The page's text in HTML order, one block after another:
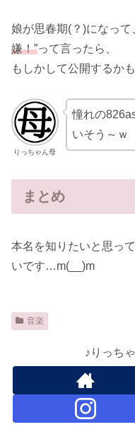
娘が思春期(？)になって
嫌！”って言ったら、
もしかして公開するか
りっちゃん母
憧れの
いそう～ｗ
まとめ
本名を知りたいと思っ
いです…m(__)m
音楽
♪りっち